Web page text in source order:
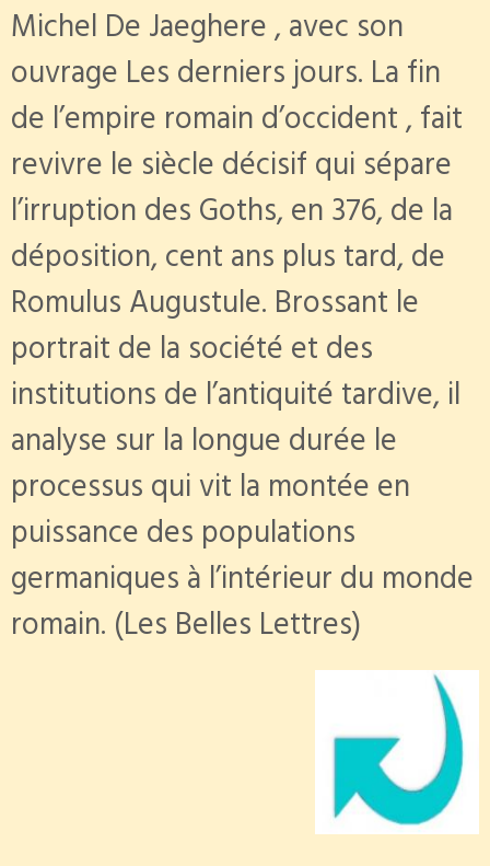
Michel De Jaeghere , avec son
ouvrage Les derniers jours. La fin
de l’empire romain d’occident , fait
revivre le siècle décisif qui sépare
l’irruption des Goths, en 376, de la
déposition, cent ans plus tard, de
Romulus Augustule. Brossant le
portrait de la société et des
institutions de l’antiquité tardive, il
analyse sur la longue durée le
processus qui vit la montée en
puissance des populations
germaniques à l’intérieur du monde
romain. (Les Belles Lettres)